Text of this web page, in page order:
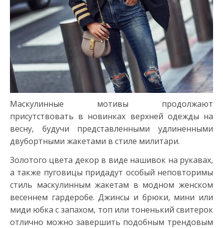
Маскулинные мотивы продолжают
присутствовать в новинках верхней одежды на
весну, будучи представленными удлиненными
двубортными жакетами в стиле милитари.
Золотого цвета декор в виде нашивок на рукавах,
а также пуговицы придадут особый неповторимы
стиль маскулинным жакетам в модном женском
весеннем гардеробе. Джинсы и брюки, мини или
миди юбка с запахом, топ или тоненький свитерок
отлично можно завершить подобным трендовым